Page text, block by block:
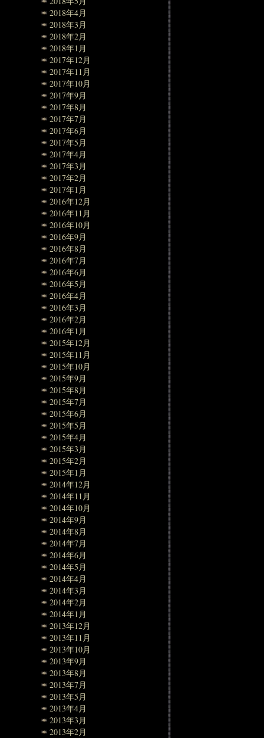
2018年4月
2018年3月
2018年2月
2018年1月
2017年12月
2017年11月
2017年10月
2017年9月
2017年8月
2017年7月
2017年6月
2017年5月
2017年4月
2017年3月
2017年2月
2017年1月
2016年12月
2016年11月
2016年10月
2016年9月
2016年8月
2016年7月
2016年6月
2016年5月
2016年4月
2016年3月
2016年2月
2016年1月
2015年12月
2015年11月
2015年10月
2015年9月
2015年8月
2015年7月
2015年6月
2015年5月
2015年4月
2015年3月
2015年2月
2015年1月
2014年12月
2014年11月
2014年10月
2014年9月
2014年8月
2014年7月
2014年6月
2014年5月
2014年4月
2014年3月
2014年2月
2014年1月
2013年12月
2013年11月
2013年10月
2013年9月
2013年8月
2013年7月
2013年5月
2013年4月
2013年3月
2013年2月